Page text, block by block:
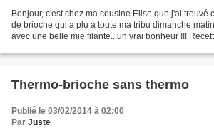
Bonjour, c'est chez ma cousine Elise que j'ai trouvé
de brioche qui a plu à toute ma tribu dimanche
avec une belle mie filante...un vrai bonheur !!!
Thermo-brioche sans thermo
Publié le 03/02/2014 à 02:00
Par Juste